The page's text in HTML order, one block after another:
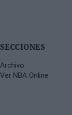
SECCIONES
Archivo
Ver NBA Online